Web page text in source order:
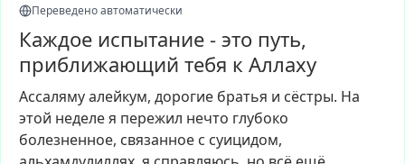
Переведено автоматически
Каждое испытание - это путь,
приближающий тебя к Аллаху
Ассалямуалейкум, дорогие братья и сёстры. На
этой неделея пережил нечто глубоко
болезненное, связанное с суицидом,